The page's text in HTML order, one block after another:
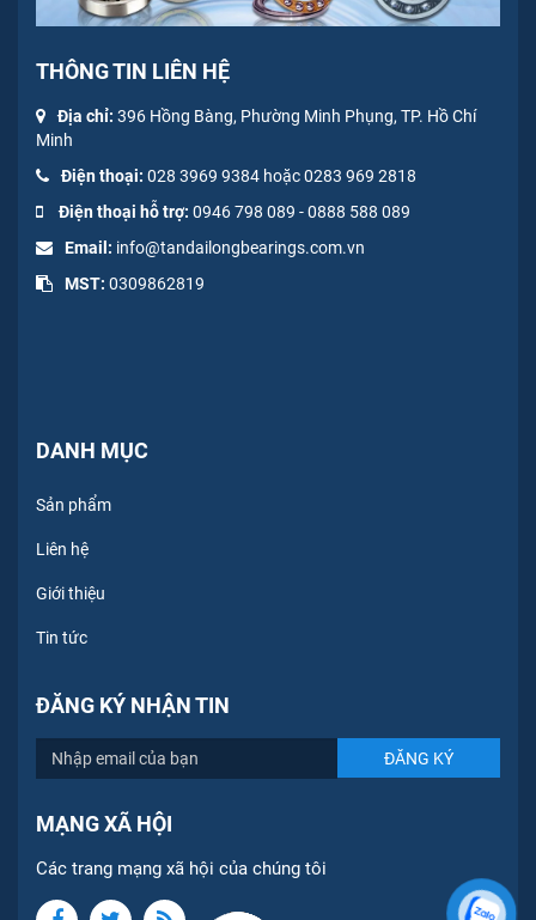
THÔNG TIN LIÊN HỆ
Địa chỉ: 396 Hồng Bàng, Phường Minh Phụng, TP. Hồ Chí
Minh
Điện thoại: 028 3969 9384 hoặc 0283 969 2818
Điện thoại hỗ trợ: 0946 798 089 -0888 588 089
Email: info@tandailongbearings.com.vn
MST: 0309862819
DANH MỤC
Sản phẩm
Liên hệ
Giới thiệu
Tin tức
ĐĂNG KÝ NHẬN TIN
MẠNG XÃ HỘI
Các trang mạng xã hội của chúng tôi